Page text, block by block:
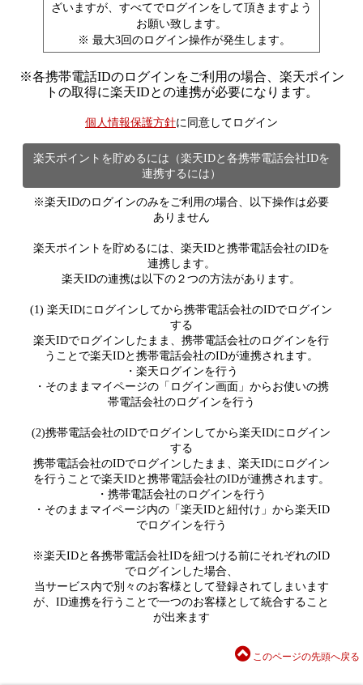
ざいますが、すべてでログインをして頂きますよう
お願い致します。
※ 最大3回のログイン操作が発生します。
※各携帯電話IDのログインをご利用の場合、楽天ポイン
トの取得に楽天IDとの連携が必要になります。
個人情報保護方針に同意してログイン
楽天ポイントを貯めるには（楽天IDと各携帯電話会社IDを
連携するには）
※楽天IDのログインのみをご利用の場合、以下操作は必要
ありません
楽天ポイントを貯めるには、楽天IDと携帯電話会社のIDを
連携します。
楽天IDの連携は以下の２つの方法があります。
(1) 楽天IDにログインしてから携帯電話会社のIDでログイン
する
楽天IDでログインしたまま、携帯電話会社のログインを行
うことで楽天IDと携帯電話会社のIDが連携されます。
・楽天ログインを行う
・そのままマイページの「ログイン画面」からお使いの携
帯電話会社のログインを行う
(2)携帯電話会社のIDでログインしてから楽天IDにログイン
する
携帯電話会社のIDでログインしたまま、楽天IDにログイン
を行うことで楽天IDと携帯電話会社のIDが連携されます。
・携帯電話会社のログインを行う
・そのままマイページ内の「楽天IDと紐付け」から楽天ID
でログインを行う
※楽天IDと各携帯電話会社IDを紐つける前にそれぞれのID
でログインした場合、
当サービス内で別々のお客様として登録されてしまいます
が、ID連携を行うことで一つのお客様として統合すること
が出来ます
このページの先頭へ戻る